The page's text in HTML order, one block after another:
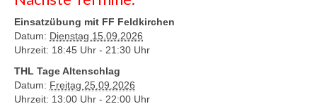
Einsatzübung mit FF Feldkirchen
Datum: Dienstag 15.09.2026
Uhrzeit: 18:45 Uhr - 21:30 Uhr
THL Tage Altenschlag
Datum: Freitag 25.09.2026
Uhrzeit: 13:00 Uhr - 22:00 Uhr